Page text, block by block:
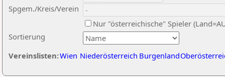
Sortierung
Spgem./Kreis/Verein
Nur "österreichische" Spieler
Vereinslisten:Wien Niederösterreich Burgenland